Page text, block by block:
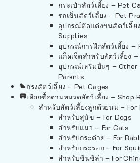
กระเป๋าสัตว์เลี้ยง – Pet
รถเข็นสัตว์เลี้ยง – Pet
อุปกรณ์ตัดแต่งขนสัตว์เลี้ย
Supplies
อุปกรณ์การฝึกสัตว์เลี้ยง –
แก็ดเจ็ตสำหรับสัตว์เลี้ยง
อุปกรณ์เสริมอื่นๆ – Other
Parents
กรงสัตว์เลี้ยง – Pet Cages
เลือกซื้อตามหมวดสัตว์เลี้ยง – Shop
สำหรับสัตว์เลี้ยงลูกด้วยนม – For
สำหรับสุนัข – For Dogs
สำหรับแมว – For Cats
สำหรับกระต่าย – For
สำหรับกระรอก – For
สำหรับชินชิล่า – For